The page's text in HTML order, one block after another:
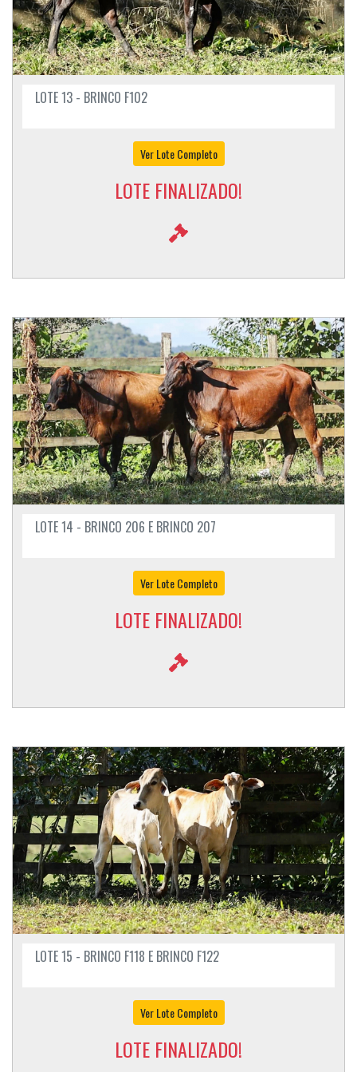
LOTE 13 - BRINCO F102
Ver Lote Completo
LOTE FINALIZADO!
LOTE 14 - BRINCO 206 E BRINCO 207
Ver Lote Completo
LOTE FINALIZADO!
LOTE 15 - BRINCO F118 E BRINCO F122
Ver Lote Completo
LOTE FINALIZADO!